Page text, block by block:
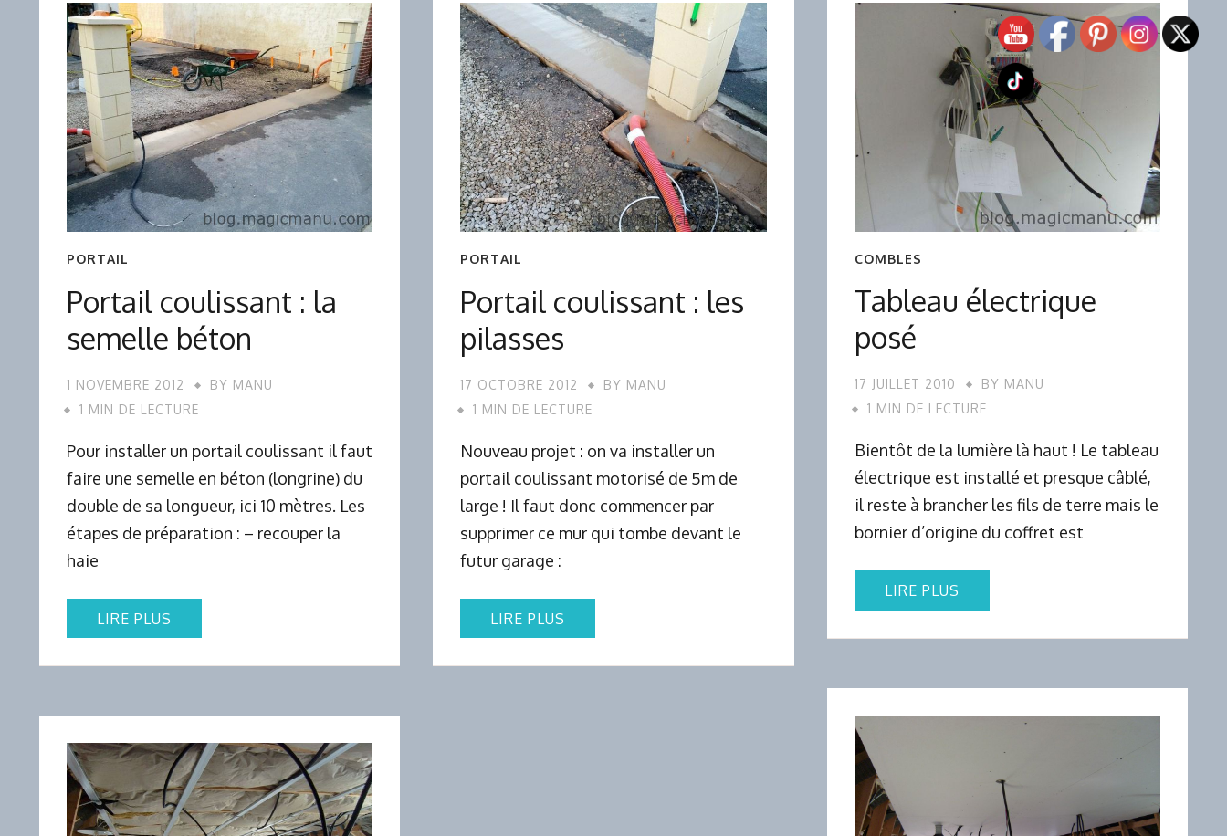
PORTAIL
Portail coulissant : la
semelle béton
1 NOVEMBRE 2012 BY MANU
1 MIN DE LECTURE
Pour installer un portail coulissant il faut
faire une semelle en béton (longrine) du
double de sa longueur, ici 10 mètres. Les
étapes de préparation : – recouper la
haie
LIRE PLUS
PORTAIL
Portail coulissant : les
pilasses
17 OCTOBRE 2012 BY MANU
1 MIN DE LECTURE
Nouveau projet : on va installer un
portail coulissant motorisé de 5m de
large ! Il faut donc commencer par
supprimer ce mur qui tombe devant le
futur garage :
LIRE PLUS
COMBLES
Tableau électrique
posé
17 JUILLET 2010 BY MANU
1 MIN DE LECTURE
Bientôt de la lumière là haut ! Le tableau
électrique est installé et presque câblé,
il reste à brancher les fils de terre mais le
bornier d’origine du coffret est
LIRE PLUS